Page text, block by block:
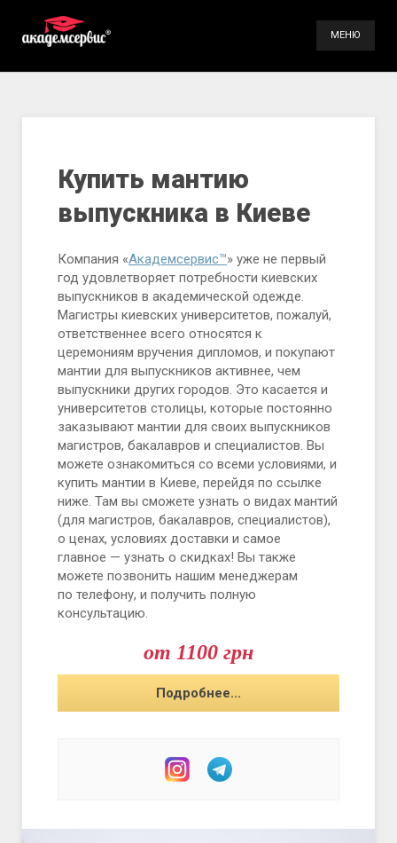
МЕНЮ
Купить мантию
выпускника в Киеве
Компания «Академсервис™» уже не первый
год удовлетворяет потребности киевских
выпускников в академической одежде.
Магистры киевских университетов, пожалуй,
ответственнее всего относятся к
церемониям вручения дипломов, и покупают
мантии для выпускников активнее, чем
выпускники других городов. Это касается и
университетов столицы, которые постоянно
заказывают мантии для своих выпускников
магистров, бакалавров и специалистов. Вы
можете ознакомиться со всеми условиями, и
купить мантии в Киеве, перейдя по ссылке
ниже. Там вы сможете узнать о видах мантий
(для магистров, бакалавров, специалистов),
о ценах, условиях доставки и самое
главное — узнать о скидках! Вы также
можете позвонить нашим менеджерам
по телефону, и получить полную
консультацию.
от 1100 грн
Подробнее...